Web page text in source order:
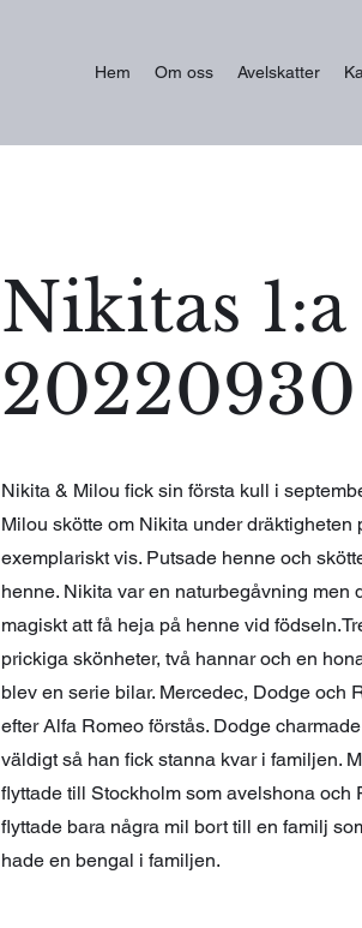
Hem Om oss Avelskatter
Nikitas
20220930
Nikita & Milou fick sin första kull i
Milou skötte om Nikita under dräktigheten
exemplariskt vis. Putsade henne och
henne. Nikita var en naturbegåvning men
magiskt att få heja på henne vid födseln.
prickiga skönheter, två hannar och en
blev en serie bilar. Mercedec, Dodge och
efter Alfa Romeo förstås. Dodge
väldigt så han fick stanna kvar i familjen.
flyttade till Stockholm som avelshona och
flyttade bara några mil bort till en familj
hade en bengal i familjen.